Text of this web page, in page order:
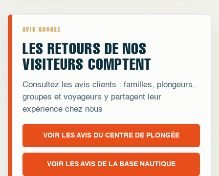
AVIS GOOGLE
LES RETOURS DE NOS
VISITEURS COMPTENT
Consultez les avis clients : familles, plongeurs,
groupes et voyageurs y partagent leur
expérience chez nous
VOIR LES AVIS DU CENTRE DE PLONGÉE
VOIR LES AVIS DE LA BASE NAUTIQUE